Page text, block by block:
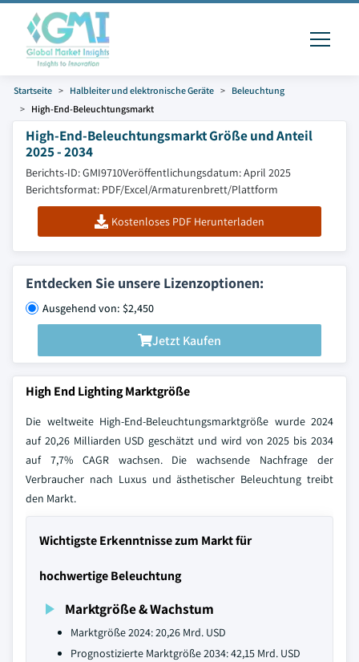
Startseite Halbleiter und elektronische Geräte
Beleuchtung
High-End-Beleuchtungsmarkt
High-End-Beleuchtungsmarkt Größe und Anteil
2025 - 2034
Berichts-ID: GMI9710Veröffentlichungsdatum: April 2025
Berichtsformat: PDF/Excel/Armaturenbrett/Plattform
Kostenloses PDF Herunterladen
Entdecken Sie unsere Lizenzoptionen:
Ausgehend von: $2,450
Jetzt Kaufen
High End Lighting Marktgröße
Die weltweite High-End-Beleuchtungsmarktgröße wurde 2024
auf 20,26 Milliarden USD geschätzt und wird von 2025 bis 2034
auf 7,7% CAGR wachsen. Die wachsende Nachfrage der
Verbraucher nach Luxus und ästhetischer Beleuchtung treibt
den Markt.
Wichtigste Erkenntnisse zum Markt für
hochwertige Beleuchtung
Marktgröße & Wachstum
Marktgröße 2024: 20,26 Mrd. USD
Prognostizierte Marktgröße 2034: 42,15 Mrd. USD